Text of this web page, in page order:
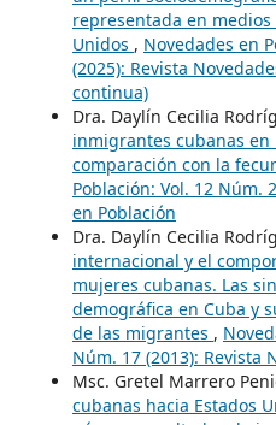
representada en
Unidos , Novedades en
(2025): Revista
continua)
Dra. Daylín Cecilia
inmigrantes cubanas en
comparación con la
Población: Vol. 12 Núm.
en Población
Dra. Daylín Cecilia
internacional y el
mujeres cubanas. Las
demográfica en Cuba y
de las migrantes ,
Núm. 17 (2013): Revista
Msc. Gretel Marrero
cubanas hacia Estados